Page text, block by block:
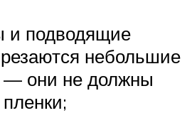
и подводящие
небольшие
— они не должны